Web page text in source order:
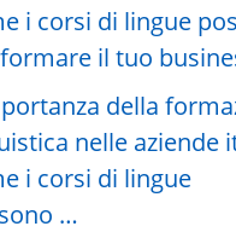
della
nelle aziende
i corsi di lingue
…